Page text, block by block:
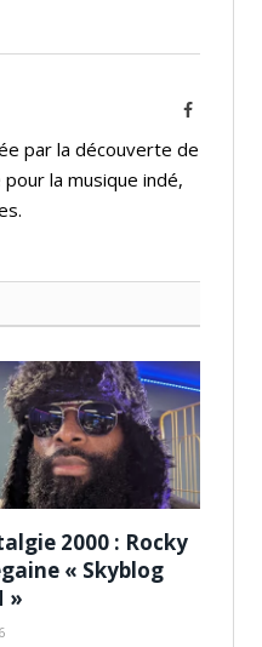
Facebook
par la découverte de
la musique indé,
2000 : Rocky
« Skyblog
»